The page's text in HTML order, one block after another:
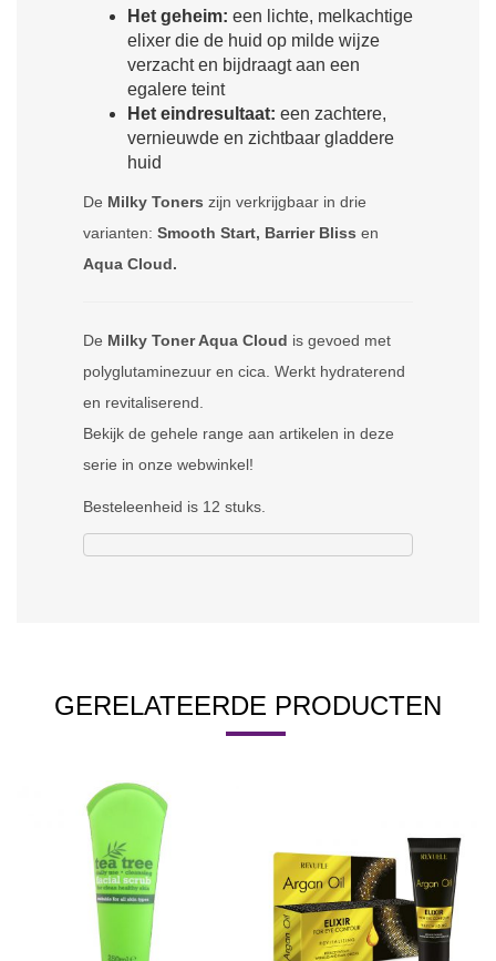
Het geheim: een lichte, melkachtige
elixer die de huid op milde wijze
verzacht en bijdraagt aan een
egalere teint
Het eindresultaat: een zachtere,
vernieuwde en zichtbaar gladdere
huid
De Milky Toners zijn verkrijgbaar in drie
varianten: Smooth Start, Barrier Bliss en
Aqua Cloud.
De Milky Toner Aqua Cloud is gevoed met
polyglutaminezuur en cica. Werkt hydraterend
en revitaliserend.
Bekijk de gehele range aan artikelen in deze
serie in onze webwinkel!
Besteleenheid is 12 stuks.
GERELATEERDE PRODUCTEN